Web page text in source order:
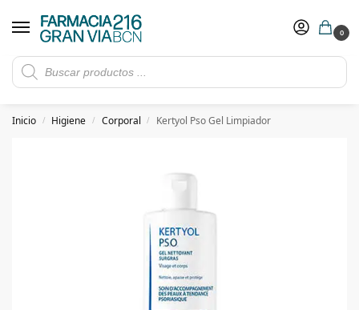
0
Rebajas de verano hasta -30%
​ 5€ de descuento con el cupón 5GRANVIA (compras superiores a 150€)
Inicio / Higiene / Corporal / Kertyol Pso Gel Limpiador